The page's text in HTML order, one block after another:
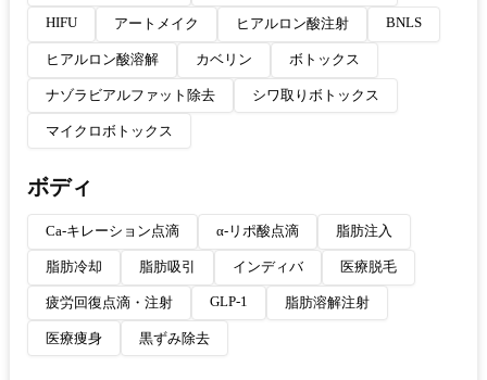
HIFU アートメイク ヒアルロン酸注射 BNLS
ヒアルロン酸溶解 カベリン ボトックス
ナゾラビアルファット除去 シワ取りボトックス
マイクロボトックス
ボディ
Ca-キレーション点滴 α-リポ酸点滴 脂肪注入
脂肪冷却 脂肪吸引 インディバ 医療脱毛
疲労回復点滴・注射 GLP-1 脂肪溶解注射
医療痩身 黒ずみ除去